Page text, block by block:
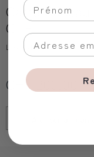
Carte Cadeau
CHF
Love Kids
CHF 200,00